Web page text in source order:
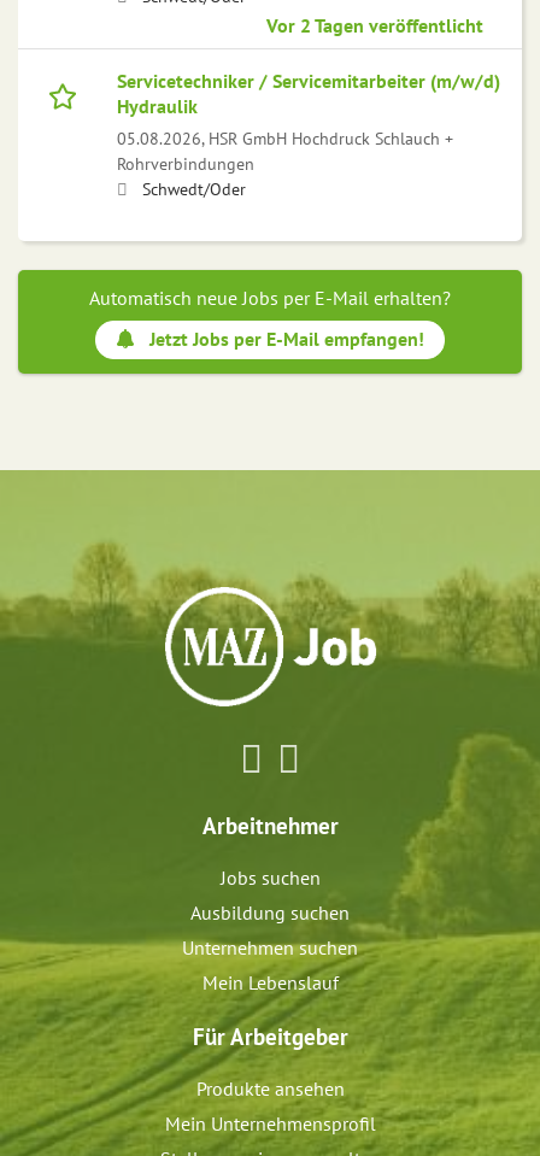
Vor 2 Tagen veröffentlicht
Servicetechniker / Servicemitarbeiter (m/w/d)
Hydraulik
05.08.2026, HSR GmbH Hochdruck Schlauch +
Rohrverbindungen
Schwedt/Oder
Automatisch neue Jobs per E-Mail erhalten?
Jetzt Jobs per E-Mail empfangen!
Arbeitnehmer
Jobs suchen
Ausbildung suchen
Unternehmen suchen
Mein Lebenslauf
Für Arbeitgeber
Produkte ansehen
Mein Unternehmensprofil